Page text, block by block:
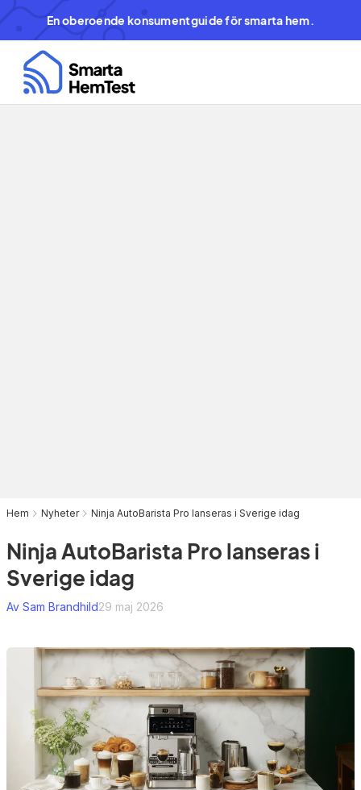
En oberoende konsumentguide för smarta hem.
Hem Nyheter Ninja AutoBarista Pro lanseras i Sverige idag
Ninja AutoBarista Pro lanseras i
Sverige idag
Av Sam Brandhild29 maj 2026